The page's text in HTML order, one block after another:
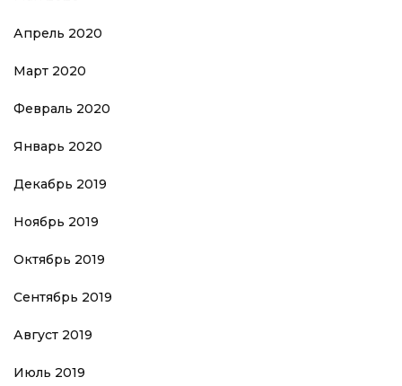
Апрель 2020
Март 2020
Февраль 2020
Январь 2020
Декабрь 2019
Ноябрь 2019
Октябрь 2019
Сентябрь 2019
Август 2019
Июль 2019